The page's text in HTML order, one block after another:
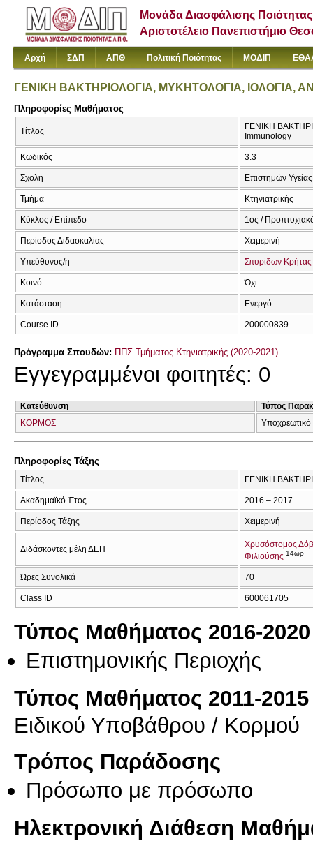
Μονάδα Διασφάλισης Ποιότητας
Αριστοτέλειο Πανεπιστήμιο
Αρχή ΣΔΠ ΑΠΘ Πολιτική Ποιότητας ΜΟΔΙΠ
ΓΕΝΙΚΗ ΒΑΚΤΗΡΙΟΛΟΓΙΑ, ΜΥΚΗΤΟΛΟΓΙΑ, ΙΟΛΟΓΙΑ,
Πληροφορίες Μαθήματος
Τίτλος
ΓΕΝΙΚΗ
Immunology
Κωδικός 3.3
Σχολή Επιστημών Υγείας
Τμήμα Κτηνιατρικής
Κύκλος / Επίπεδο 1ος /
Περίοδος Διδασκαλίας Χειμερινή
Υπεύθυνος/η Σπυρίδων Κρήτας
Κοινό Όχι
Κατάσταση Ενεργό
Course ID 200000839
Πρόγραμμα Σπουδών: ΠΠΣ Τμήματος Κτηνιατρικής (2020-2021)
Εγγεγραμμένοι φοιτητές: 0
Κατεύθυνση
Τύπος
ΚΟΡΜΟΣ
Υποχρεωτικό
Πληροφορίες Τάξης
Τίτλος ΓΕΝΙΚΗ
Ακαδημαϊκό Έτος 2016 – 2017
Περίοδος Τάξης Χειμερινή
Διδάσκοντες μέλη ΔΕΠ
Χρυσόστομος
Φιλιούσης 14ωρ
Ώρες Συνολικά 70
Class ID 600061705
Τύπος Μαθήματος 2016-2020
Επιστημονικής Περιοχής
Τύπος Μαθήματος 2011-2015
Ειδικού Υποβάθρου / Κορμού
Τρόπος Παράδοσης
Πρόσωπο με πρόσωπο
Ηλεκτρονική Διάθεση